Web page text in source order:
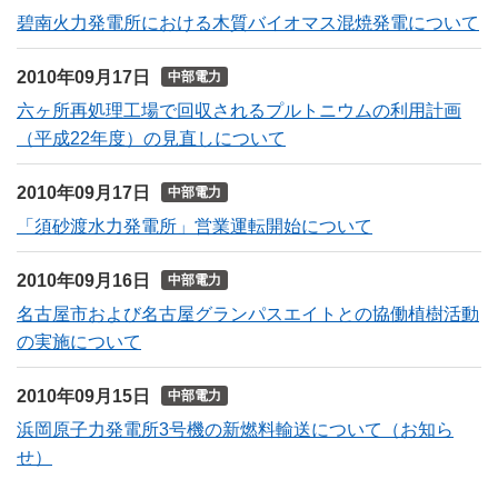
碧南火力発電所における木質バイオマス混焼発電について
2010年09月17日 中部電力
六ヶ所再処理工場で回収されるプルトニウムの利用計画
（平成22年度）の見直しについて
2010年09月17日 中部電力
「須砂渡水力発電所」営業運転開始について
2010年09月16日 中部電力
名古屋市および名古屋グランパスエイトとの協働植樹活動
の実施について
2010年09月15日 中部電力
浜岡原子力発電所3号機の新燃料輸送について（お知ら
せ）